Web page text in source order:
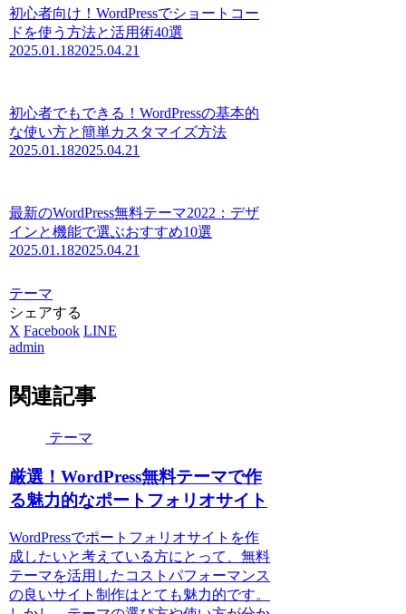
初心者向け！WordPressでショートコー
ドを使う方法と活用術40選
2025.01.182025.04.21
初心者でもできる！WordPressの基本的
な使い方と簡単カスタマイズ方法
2025.01.182025.04.21
最新のWordPress無料テーマ2022：デザ
インと機能で選ぶおすすめ10選
2025.01.182025.04.21
テーマ
シェアする
X Facebook LINE
admin
関連記事
テーマ
厳選！WordPress無料テーマで作
る魅力的なポートフォリオサイト
WordPressでポートフォリオサイトを作
成したいと考えている方にとって、無料
テーマを活用したコストパフォーマンス
の良いサイト制作はとても魅力的です。